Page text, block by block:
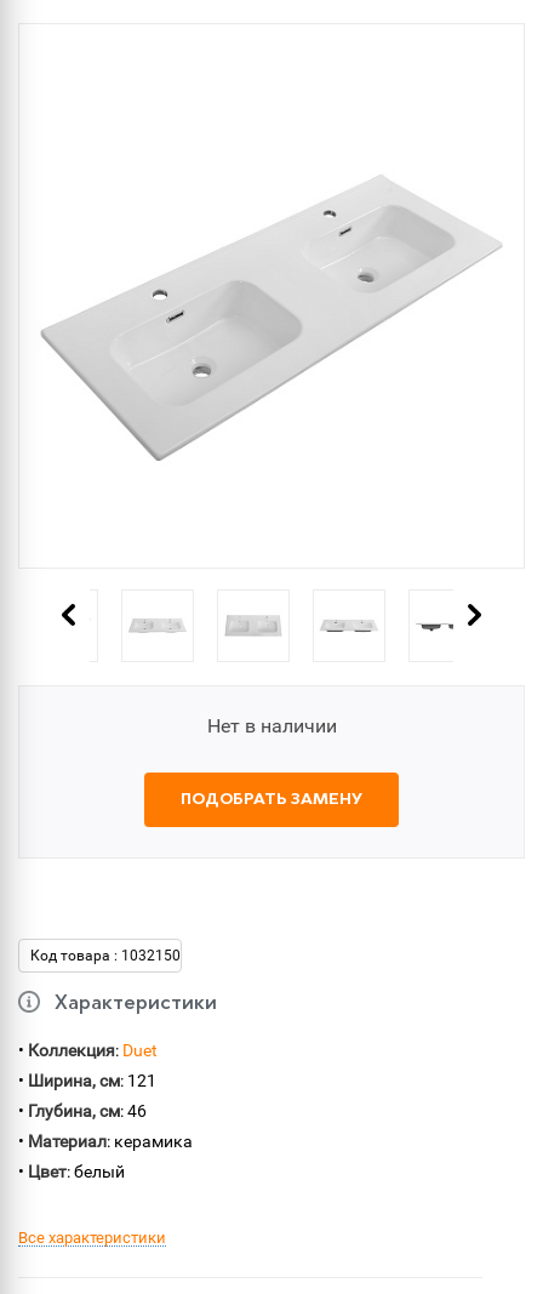
Нет в наличии
ПОДОБРАТЬ ЗАМЕНУ
Код товара : 1032150
Характеристики
• Коллекция: Duet
• Ширина, см: 121
• Глубина, см: 46
• Материал: керамика
• Цвет: белый
Все характеристики